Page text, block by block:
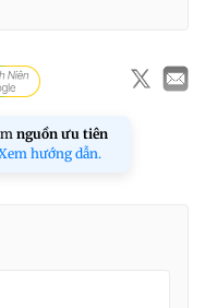
nguồn ưu tiên
hướng dẫn.